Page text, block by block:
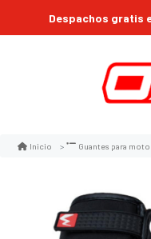
Despachos gratis
Inicio Guantes para moto